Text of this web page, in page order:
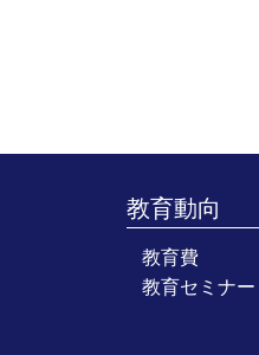
教育動向
教育費
教育セミナー